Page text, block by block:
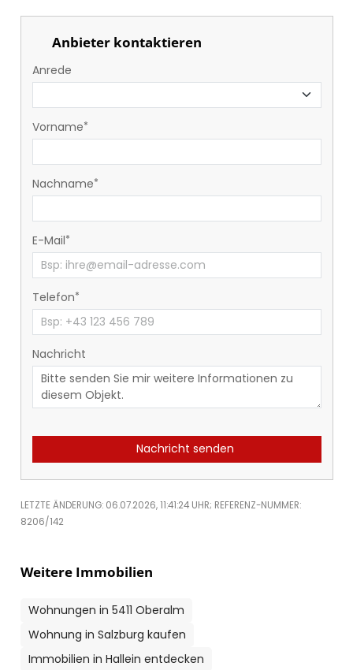
Anbieter kontaktieren
Anrede
Vorname
Nachname
E-Mail
Telefon
Nachricht
Nachricht senden
LETZTE ÄNDERUNG: 06.07.2026, 11:41:24 UHR; REFERENZ-NUMMER:
8206/142
Weitere Immobilien
Wohnungen in 5411 Oberalm
Wohnung in Salzburg kaufen
Immobilien in Hallein entdecken